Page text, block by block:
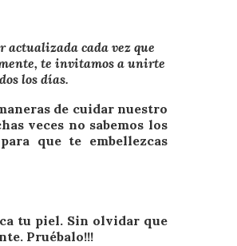
actualizada cada vez que
te invitamos a unirte
los días.
de cuidar nuestro
veces no sabemos los
que te embellezcas
tu piel. Sin olvidar que
Pruébalo!!!